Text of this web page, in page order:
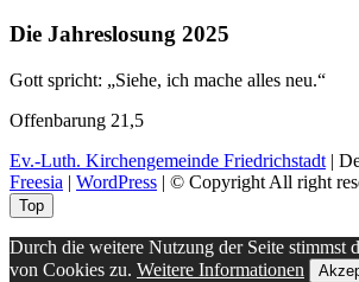
Die Jahreslosung 2025
Gott spricht: „Siehe, ich mache alles neu.“
Offenbarung 21,5
Ev.-Luth. Kirchengemeinde Friedrichstadt |
Freesia | WordPress | © Copyright All right
Top
Durch die weitere Nutzung der Seite stimmst
von Cookies zu. Weitere Informationen